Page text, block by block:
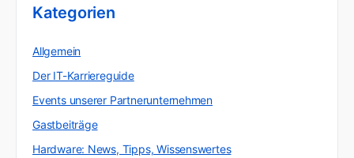
Kategorien
Allgemein
Der IT-Karriereguide
Events unserer Partnerunternehmen
Gastbeiträge
Hardware: News, Tipps, Wissenswertes